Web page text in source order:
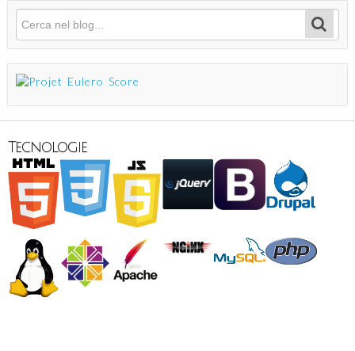
Form di ricerca
Tecnologie